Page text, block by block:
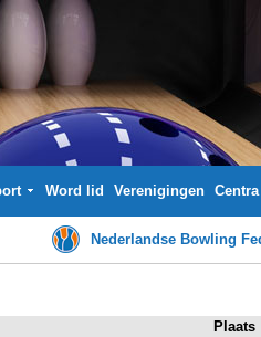
Word lid Verenigingen Centra
Nederlandse Bowling
Plaats